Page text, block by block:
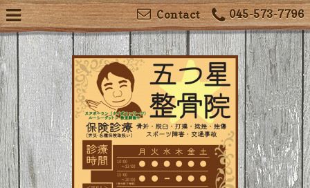
045-573-7796
Contact